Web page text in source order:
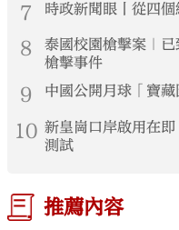
7 時政新聞眼丨從四
8
泰國校園槍擊案｜
槍擊事件
9 中國公開月球「寶
10 新皇崗口岸啟用在
測試
推薦內容